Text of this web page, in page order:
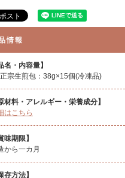
情報
名・内容量】
宗生煎包：38g×15個(冷凍品)
材料・アレルギー・栄養成分】
はこちら
味期限】
から一カ月
存方法】